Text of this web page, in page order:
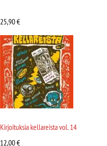
25,90€
Kirjoituksia kellareista vol. 14
12,00€